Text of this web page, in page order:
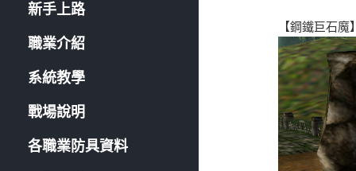
新手上路
職業介紹
系統教學
戰場說明
各職業防具資料
【鋼鐵巨石魔